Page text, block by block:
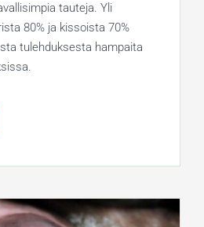
tauteja. Yli
80% ja kissoista 70%
tulehduksesta hampaita